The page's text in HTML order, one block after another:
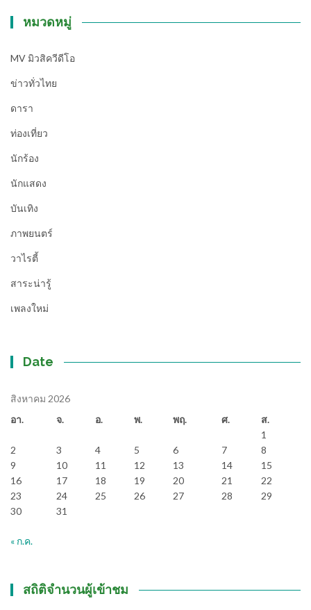
หมวดหมู่
MV มิวสิควีดีโอ
ข่าวทั่วไทย
ดารา
ท่องเที่ยว
นักร้อง
นักแสดง
บันเทิง
ภาพยนตร์
วาไรตี้
สาระน่ารู้
เพลงใหม่
Date
สิงหาคม 2026
อา.
จ. อ. พ. พฤ. ศ.
ส.
1
2
3 4 5 6 7
8
9
10 11 12 13 14
15
16
17 18 19 20 21
22
23
24 25 26 27 28
29
30
31
« ก.ค.
สถิติจำนวนผู้เข้าชม